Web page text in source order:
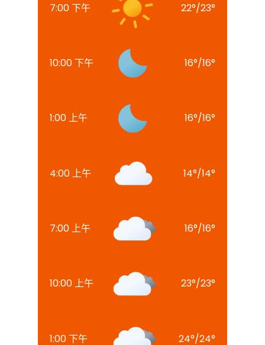
7:00 下午 22°/23°
10:00 下午 16°/16°
1:00 上午 16°/16°
4:00 上午 14°/14°
7:00 上午 16°/16°
10:00 上午 23°/23°
1:00 下午 24°/24°